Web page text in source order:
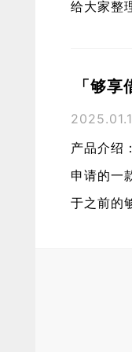
给大家整
「够
产品介绍
申请的一
于之前的